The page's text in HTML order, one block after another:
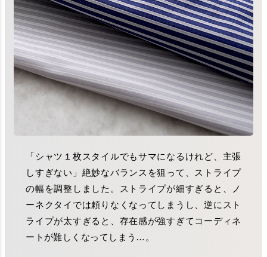
「シャツ１枚スタイルでもサマになるけれど、主張
しすぎない」絶妙なバランスを狙って、ストライプ
の幅を調整しました。ストライプが細すぎると、ノ
ーネクタイでは頼りなくなってしまうし、逆にスト
ライプが太すぎると、存在感が強すぎてコーディネ
ートが難しくなってしまう…。